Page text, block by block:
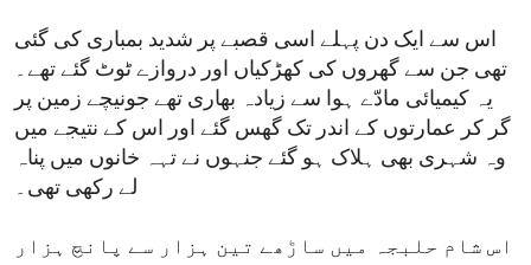
اس سے ایک دن پہلے اسی قصبے پر شدید بمباری کی گئی
تھی جن سے گھروں کی کھڑکیاں اور دروازے ٹوٹ گئے تھے۔
یہ کیمیائی مادّے ہوا سے زیادہ بھاری تھے جونیچے زمین پر
گر کر عمارتوں کے اندر تک گھس گئے اور اس کے نتیجے میں
وہ شہری بھی ہلاک ہو گئے جنہوں نے تہہ خانوں میں پناہ
لے رکھی تھی۔
اس شام حلبجہ میں ساڑھے تین ہزار سے پانچ ہزار